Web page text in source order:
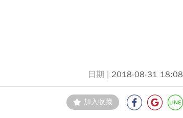
2018-08-31 18:08
加入收藏